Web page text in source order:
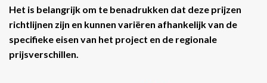
Het is belangrijk om te benadrukken dat deze prijzen
richtlijnen zijn en kunnen variëren afhankelijk van de
specifieke eisen van het project en de regionale
prijsverschillen.